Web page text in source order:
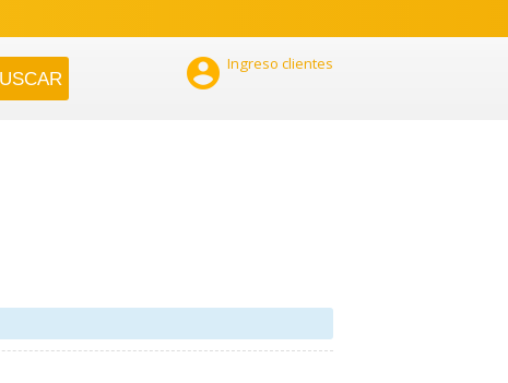
 Ingreso clientes